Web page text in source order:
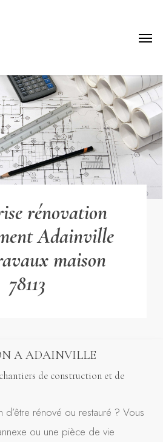
Menu
rénovation
Adainville
maison
78113
A ADAINVILLE
de construction et de
rénové ou restauré ? Vous
ou une pièce de vie